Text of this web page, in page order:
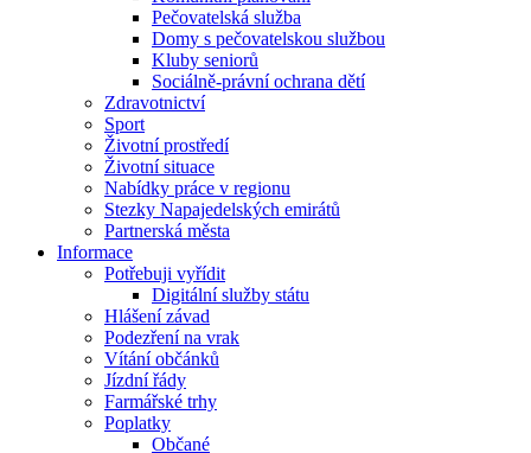
Pečovatelská služba
Domy s pečovatelskou službou
Kluby seniorů
Sociálně-právní ochrana dětí
Zdravotnictví
Sport
Životní prostředí
Životní situace
Nabídky práce v regionu
Stezky Napajedelských emirátů
Partnerská města
Informace
Potřebuji vyřídit
Digitální služby státu
Hlášení závad
Podezření na vrak
Vítání občánků
Jízdní řády
Farmářské trhy
Poplatky
Občané